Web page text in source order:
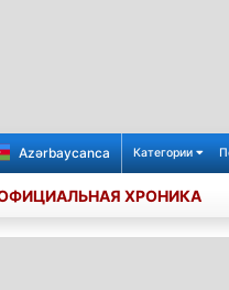
Azərbaycanca Категории
ХРОНИКА